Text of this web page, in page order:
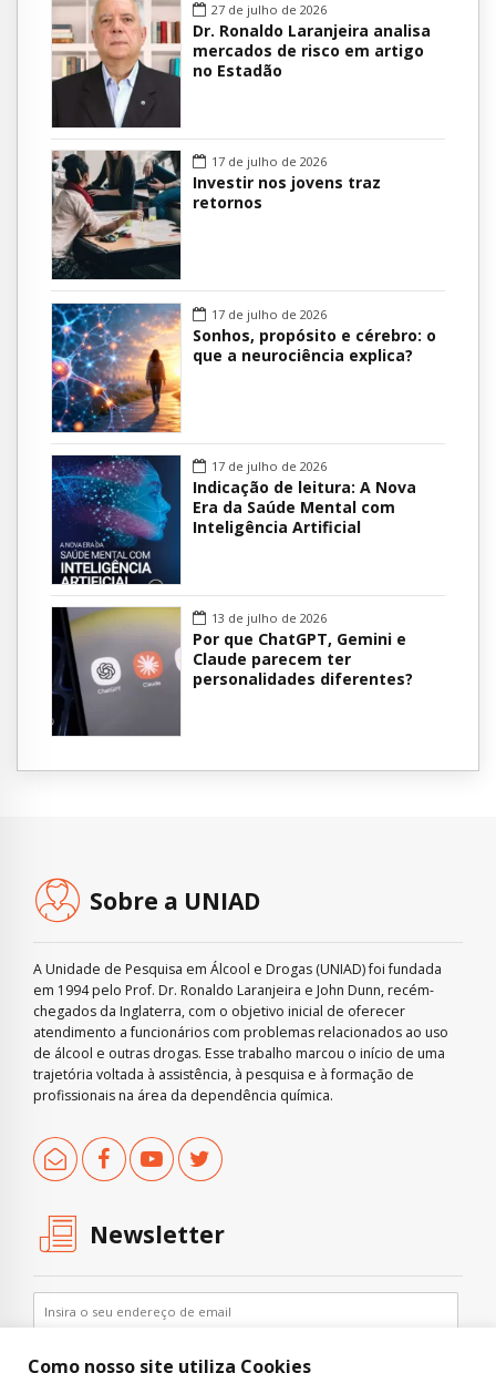
27 de julho de 2026
Dr. Ronaldo Laranjeira analisa
mercados de risco em artigo
no Estadão
17 de julho de 2026
Investir nos jovens traz
retornos
17 de julho de 2026
Sonhos, propósito e cérebro: o
que a neurociência explica?
17 de julho de 2026
Indicação de leitura: A Nova
Era da Saúde Mental com
Inteligência Artificial
13 de julho de 2026
Por que ChatGPT, Gemini e
Claude parecem ter
personalidades diferentes?
Sobre a UNIAD
A Unidade de Pesquisa em Álcool e Drogas (UNIAD) foi fundada
em 1994 pelo Prof. Dr. Ronaldo Laranjeira e John Dunn, recém-
chegados da Inglaterra, com o objetivo inicial de oferecer
atendimento a funcionários com problemas relacionados ao uso
de álcool e outras drogas. Esse trabalho marcou o início de uma
trajetória voltada à assistência, à pesquisa e à formação de
profissionais na área da dependência química.
Newsletter
Como nosso site utiliza Cookies